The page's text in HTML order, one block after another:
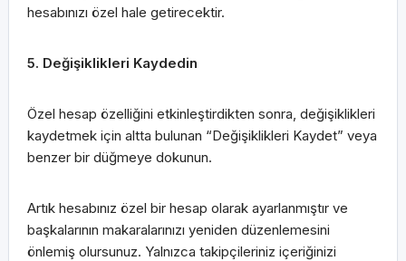
hesabınızı özel hale getirecektir.
5. Değişiklikleri Kaydedin
Özel hesap özelliğini etkinleştirdikten sonra, değişiklikleri
kaydetmek için altta bulunan “Değişiklikleri Kaydet” veya
benzer bir düğmeye dokunun.
Artık hesabınız özel bir hesap olarak ayarlanmıştır ve
başkalarının makaralarınızı yeniden düzenlemesini
önlemiş olursunuz. Yalnızca takipçileriniz içeriğinizi